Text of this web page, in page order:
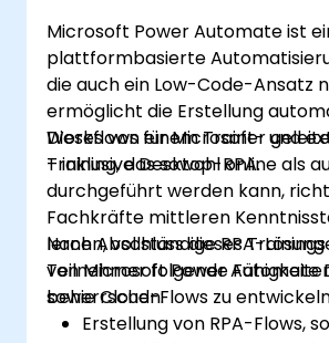
Microsoft Power Automate ist
plattformbasierte
die auch ein Low-Code-Ansatz
ermöglicht die Erstellung
Workflows für Microsoft- und
– inklusive Desktop-RPA.
Dieses von einem Trainer
Training, das sowohl online als
durchgeführt werden kann,
Fachkräfte mittleren
lernen, vollständige RPA-
von Microsoft Power Automate
sowie Cloud-Flows zu
Nach Abschluss dieses
Teilnehmer folgende
beherrschen:
Erstellung von RPA-Flows,